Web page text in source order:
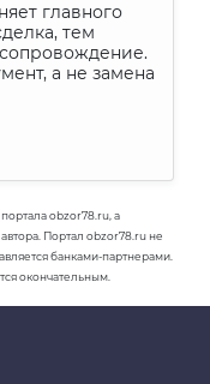
главного
тем
а не замена
obzor78.ru, а
Портал obzor78.ru не
банками-партнерами.
окончательным.